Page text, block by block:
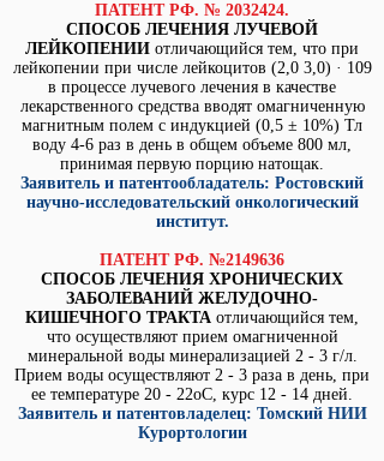
ПАТЕНТ РФ. № 2032424.
СПОСОБ ЛЕЧЕНИЯ ЛУЧЕВОЙ
ЛЕЙКОПЕНИИ отличающийся тем, что при
лейкопении при числе лейкоцитов (2,0 3,0) · 109
в процессе лучевого лечения в качестве
лекарственного средства вводят омагниченную
магнитным полем с индукцией (0,5 ± 10%) Тл
воду 4-6 раз в день в общем объеме 800 мл,
принимая первую порцию натощак.
Заявитель и патентообладатель: Ростовский
научно-исследовательский онкологический
институт.
ПАТЕНТ РФ. №2149636
СПОСОБ ЛЕЧЕНИЯ ХРОНИЧЕСКИХ
ЗАБОЛЕВАНИЙ ЖЕЛУДОЧНО-
КИШЕЧНОГО ТРАКТА отличающийся тем,
что осуществляют прием омагниченной
минеральной воды минерализацией 2 - 3 г/л.
Прием воды осуществляют 2 - 3 раза в день, при
ее температуре 20 - 22oС, курс 12 - 14 дней.
Заявитель и патентовладелец: Томский НИИ
Курортологии